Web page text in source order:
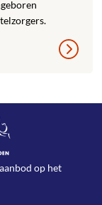
op het